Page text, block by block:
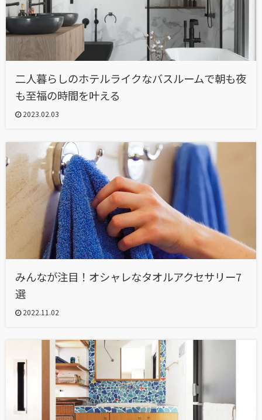
二人暮らしのホテルライクなバスルームで朝も夜
も至福の時間を叶える
2023.02.03
みんなが注目！オシャレなタオルアクセサリー7
選
2022.11.02